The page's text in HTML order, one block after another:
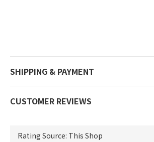
SHIPPING & PAYMENT
CUSTOMER REVIEWS